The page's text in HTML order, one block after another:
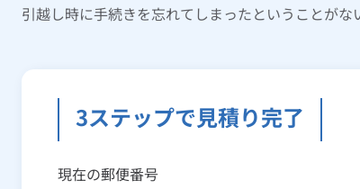
引越し時に手続きを忘れてしまったということがな
3ステップで見積り完了
現在の郵便番号